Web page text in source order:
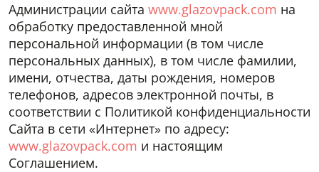
Администрации сайта www.glazovpack.com на
обработку предоставленной мной
персональной информации (в том числе
персональных данных), в том числе фамилии,
имени, отчества, даты рождения, номеров
телефонов, адресов электронной почты, в
соответствии с Политикой конфиденциальности
Сайта в сети «Интернет» по адресу:
www.glazovpack.com и настоящим
Соглашением.